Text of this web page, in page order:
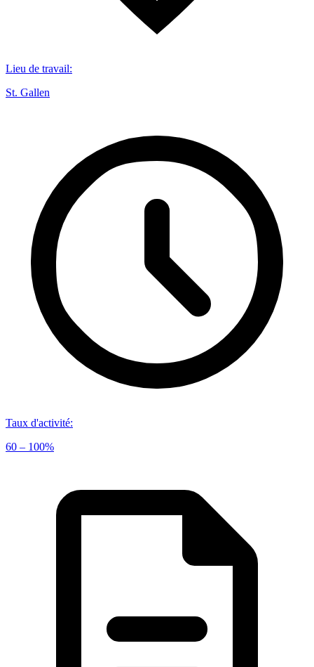
Lieu de travail:
St. Gallen
Taux d'activité:
60 – 100%